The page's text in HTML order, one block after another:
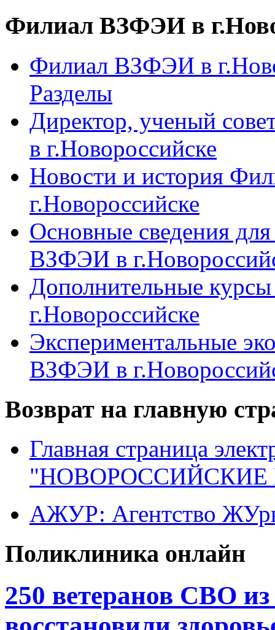
Филиал ВЗФЭИ в
Филиал ВЗФЭИ в
Разделы
Директор, ученый
в г.Новороссийске
Новости и история
г.Новороссийске
Основные сведения
ВЗФЭИ в
Дополнительные
г.Новороссийске
Экспериментальные
ВЗФЭИ в
Возврат на главную
Главная страница
"НОВОРОССИЙСКИЕ
АЖУР: Агентство
Поликлиника онлайн
250 ветеранов СВО